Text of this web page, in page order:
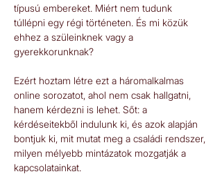
típusú embereket. Miért nem tudunk
túllépni egy régi történeten. És mi közük
ehhez a szüleinknek vagy a
gyerekkorunknak?
Ezért hoztam létre ezt a háromalkalmas
online sorozatot, ahol nem csak hallgatni,
hanem kérdezni is lehet. Sőt: a
kérdéseitekből indulunk ki, és azok alapján
bontjuk ki, mit mutat meg a családi rendszer,
milyen mélyebb mintázatok mozgatják a
kapcsolatainkat.